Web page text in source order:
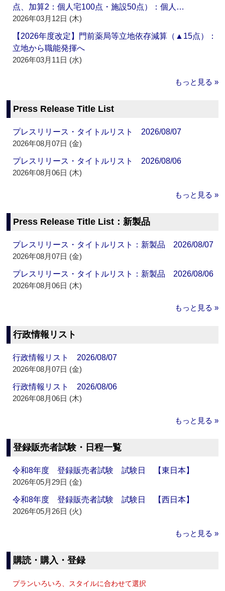
点、加算2：個人宅100点・施設50点）：個人…
2026年03月12日 (木)
【2026年度改定】門前薬局等立地依存減算（▲15点）：
立地から職能発揮へ
2026年03月11日 (水)
もっと見る »
Press Release Title List
プレスリリース・タイトルリスト 2026/08/07
2026年08月07日 (金)
プレスリリース・タイトルリスト 2026/08/06
2026年08月06日 (木)
もっと見る »
Press Release Title List：新製品
プレスリリース・タイトルリスト：新製品 2026/08/07
2026年08月07日 (金)
プレスリリース・タイトルリスト：新製品 2026/08/06
2026年08月06日 (木)
もっと見る »
行政情報リスト
行政情報リスト 2026/08/07
2026年08月07日 (金)
行政情報リスト 2026/08/06
2026年08月06日 (木)
もっと見る »
登録販売者試験・日程一覧
令和8年度 登録販売者試験 試験日 【東日本】
2026年05月29日 (金)
令和8年度 登録販売者試験 試験日 【西日本】
2026年05月26日 (火)
もっと見る »
購読・購入・登録
プランいろいろ、スタイルに合わせて選択